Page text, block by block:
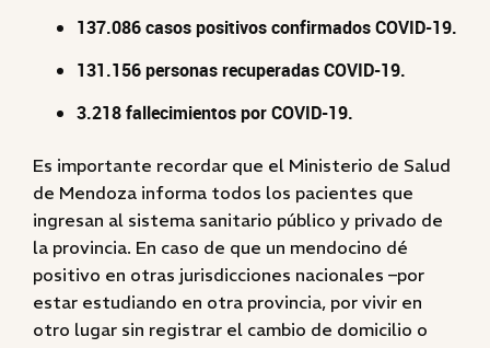
137.086 casos positivos confirmados COVID-19.
131.156 personas recuperadas COVID-19.
3.218 fallecimientos por COVID-19.
Es importante recordar que el Ministerio de Salud
de Mendoza informa todos los pacientes que
ingresan al sistema sanitario público y privado de
la provincia. En caso de que un mendocino dé
positivo en otras jurisdicciones nacionales –por
estar estudiando en otra provincia, por vivir en
otro lugar sin registrar el cambio de domicilio o